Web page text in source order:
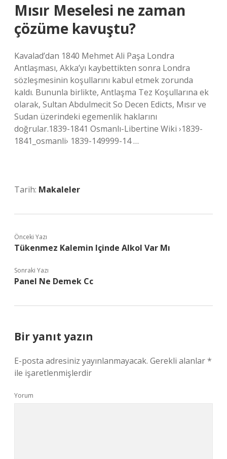
Mısır Meselesi ne zaman
çözüme kavuştu?
Kavalad’dan 1840 Mehmet Ali Paşa Londra
Antlaşması, Akka’yı kaybettikten sonra Londra
sözleşmesinin koşullarını kabul etmek zorunda
kaldı. Bununla birlikte, Antlaşma Tez Koşullarına ek
olarak, Sultan Abdulmecit So Decen Edicts, Mısır ve
Sudan üzerindeki egemenlik haklarını
doğrular.1839-1841 Osmanlı-Libertine Wiki ›1839-
1841_osmanli› 1839-149999-14 …
Tarih: Makaleler
Önceki Yazı
Tükenmez Kalemin Içinde Alkol Var Mı
Sonraki Yazı
Panel Ne Demek Cc
Bir yanıt yazın
E-posta adresiniz yayınlanmayacak. Gerekli alanlar*
ile işaretlenmişlerdir
Yorum